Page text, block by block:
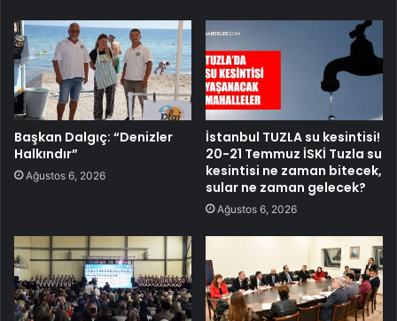
Başkan Dalgıç: “Denizler
Halkındır”
Ağustos 6, 2026
İstanbul TUZLA su kesintisi!
20-21 Temmuz İSKİ Tuzla su
kesintisi ne zaman bitecek,
sular ne zaman gelecek?
Ağustos 6, 2026